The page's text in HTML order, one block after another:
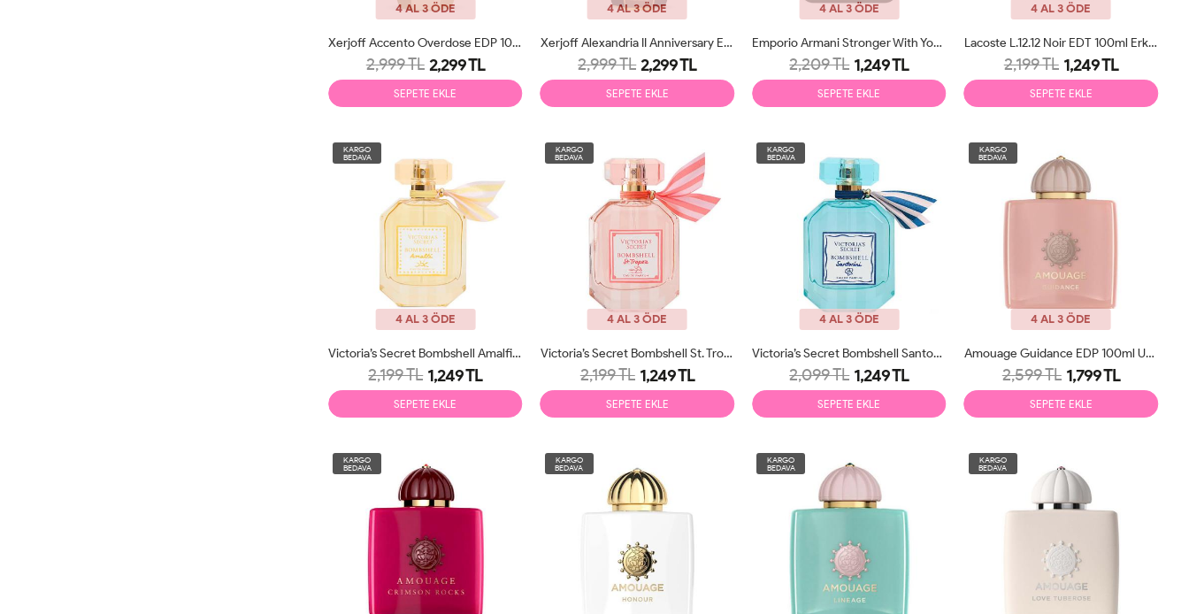
4 AL 3 ÖDE
Xerjoff Accento Overdose EDP 100ml Unisex Parfüm Tester
2,999 TL 2,299 TL
SEPETE EKLE
4 AL 3 ÖDE
Xerjoff Alexandria II Anniversary EDP 100ml Unisex Parfüm Tester
2,999 TL 2,299 TL
SEPETE EKLE
4 AL 3 ÖDE
Emporio Armani Stronger With You Sandalwood EDP 100ml Unisex Parfüm Tester
2,209 TL 1,249 TL
SEPETE EKLE
4 AL 3 ÖDE
Lacoste L.12.12 Noir EDT 100ml Erkek Parfüm Tester
2,199 TL 1,249 TL
SEPETE EKLE
KARGO
BEDAVA
4 AL 3 ÖDE
Victoria’s Secret Bombshell Amalfi EDP 100ml Kadın Parfüm Tester
2,199 TL 1,249 TL
SEPETE EKLE
KARGO
BEDAVA
4 AL 3 ÖDE
Victoria’s Secret Bombshell St. Tropez EDP 100ml Kadın Parfüm Tester
2,199 TL 1,249 TL
SEPETE EKLE
KARGO
BEDAVA
4 AL 3 ÖDE
Victoria’s Secret Bombshell Santorini EDP 100ml Kadın Parfüm Tester
2,099 TL 1,249 TL
SEPETE EKLE
KARGO
BEDAVA
4 AL 3 ÖDE
Amouage Guidance EDP 100ml Unisex Parfüm Tester
2,599 TL 1,799 TL
SEPETE EKLE
KARGO
BEDAVA
KARGO
BEDAVA
KARGO
BEDAVA
KARGO
BEDAVA